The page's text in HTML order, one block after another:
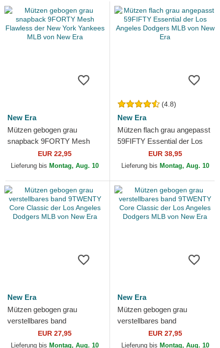
New Era
Mützen gebogen grau
snapback 9FORTY Mesh
Flawless der New York
Yankees MLB von New Era
EUR 22,95
Lieferung bis Montag, Aug. 10
(4.8)
New Era
Mützen flach grau angepasst
59FIFTY Essential der Los
Angeles Dodgers MLB von
New Era
EUR 38,95
Lieferung bis Montag, Aug. 10
New Era
Mützen gebogen grau
verstellbares band
9TWENTY Core Classic der
Los Angeles Dodgers MLB
EUR 27,95
Lieferung bis Montag, Aug. 10
New Era
Mützen gebogen grau
verstellbares band
9TWENTY Core Classic der
Los Angeles Dodgers MLB
EUR 27,95
Lieferung bis Montag, Aug. 10